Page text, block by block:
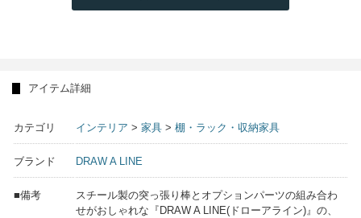
アイテム詳細
カテゴリ インテリア > 家具 > 棚・ラック・収納家具
ブランド DRAW A LINE
■備考
スチール製の突っ張り棒とオプションパーツの組み合わ
せがおしゃれな『DRAW A LINE(ドローアライン)』の、